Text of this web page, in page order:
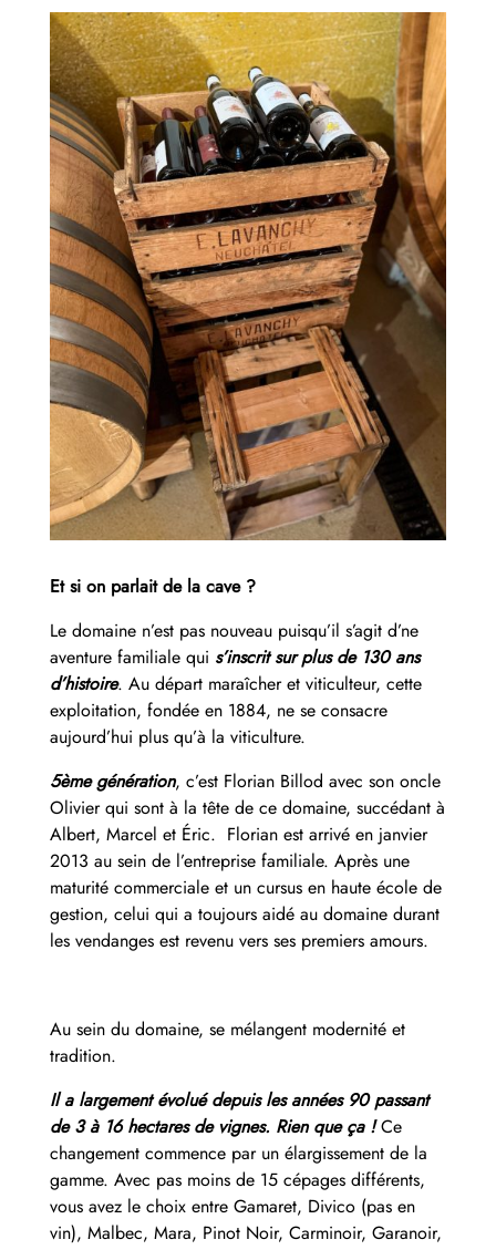
Et si on parlait de la cave ?
Le domaine n’est pas nouveau puisqu’il s’agit d’ne
aventure familiale qui s’inscrit sur plus de 130 ans
d’histoire. Au départ maraîcher et viticulteur, cette
exploitation, fondée en 1884, ne se consacre
aujourd’hui plus qu’à la viticulture.
5ème génération, c’est Florian Billod avec son oncle
Olivier qui sont à la tête de ce domaine, succédant à
Albert, Marcel et Éric. Florian est arrivé en janvier
2013 au sein de l’entreprise familiale. Après une
maturité commerciale et un cursus en haute école de
gestion, celui qui a toujours aidé au domaine durant
les vendanges est revenu vers ses premiers amours.
Au sein du domaine, se mélangent modernité et
tradition.
Il a largement évolué depuis les années 90 passant
de 3 à 16 hectares de vignes. Rien que ça !Ce
changement commence par un élargissement de la
gamme. Avec pas moins de 15 cépages différents,
vous avez le choix entre Gamaret, Divico (pas en
vin), Malbec, Mara, Pinot Noir, Carminoir, Garanoir,